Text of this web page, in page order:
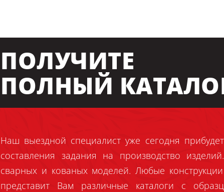
ПОЛУЧИТЕ
ПОЛНЫЙ
Наш выездной специалист уже сегодня
составления задания на производство
сварных и кованых моделей. Любые
представит Вам различные каталоги с